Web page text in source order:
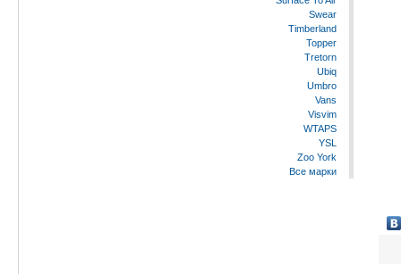
Swear
Timberland
Topper
Tretorn
Ubiq
Umbro
Vans
Visvim
WTAPS
YSL
Zoo York
Все марки